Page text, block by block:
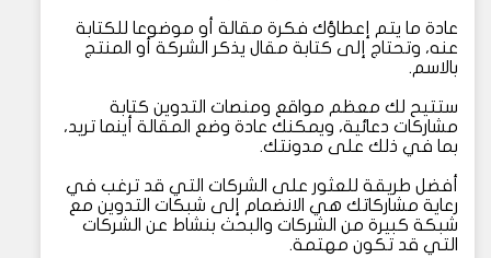
عادة ما يتم إعطاؤك فكرة مقالة أو موضوعا للكتابة
عنه، وتحتاج إلى كتابة مقال يذكر الشركة أو المنتج
بالاسم.
ستتيح لك معظم مواقع ومنصات التدوين كتابة
مشاركات دعائية، ويمكنك عادة وضع المقالة أينما تريد،
بما في ذلك على مدونتك.
أفضل طريقة للعثور على الشركات التي قد ترغب في
رعاية مشاركاتك هي الانضمام إلى شبكات التدوين مع
شبكة كبيرة من الشركات والبحث بنشاط عن الشركات
التي قد تكون مهتمة.